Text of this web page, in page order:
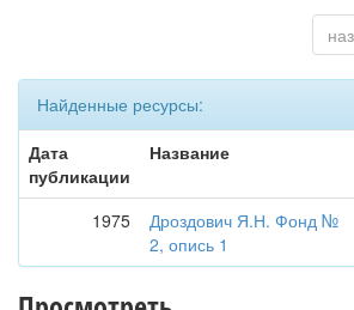
Найденные ресурсы:
Дата
публикации
Название
1975
Дроздович Я.Н. Фонд №
2, опись 1